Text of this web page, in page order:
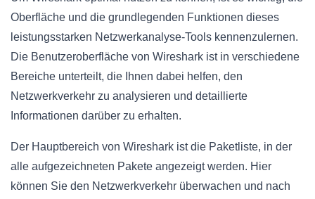
Oberfläche und die grundlegenden Funktionen dieses
leistungsstarken Netzwerkanalyse-Tools kennenzulernen.
Die Benutzeroberfläche von Wireshark ist in verschiedene
Bereiche unterteilt, die Ihnen dabei helfen, den
Netzwerkverkehr zu analysieren und detaillierte
Informationen darüber zu erhalten.
Der Hauptbereich von Wireshark ist die Paketliste, in der
alle aufgezeichneten Pakete angezeigt werden. Hier
können Sie den Netzwerkverkehr überwachen und nach